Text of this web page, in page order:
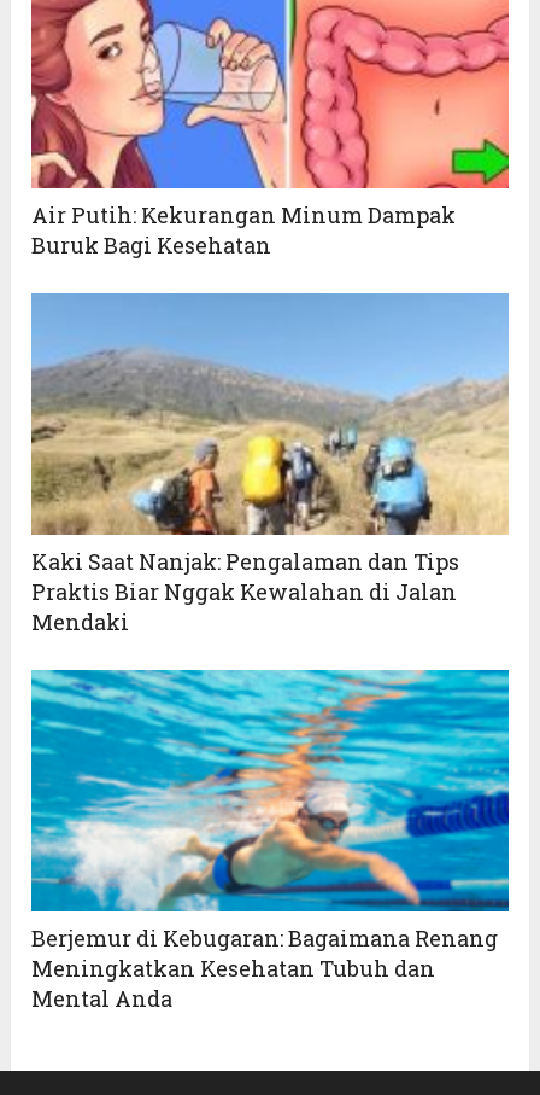
Air Putih: Kekurangan Minum Dampak
Buruk Bagi Kesehatan
Kaki Saat Nanjak: Pengalaman dan Tips
Praktis Biar Nggak Kewalahan di Jalan
Mendaki
Berjemur di Kebugaran: Bagaimana Renang
Meningkatkan Kesehatan Tubuh dan
Mental Anda